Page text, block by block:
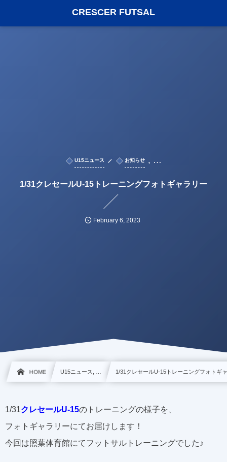
CRESCER FUTSAL
U15ニュース お知らせ , …
1/31クレセールU-15トレーニングフォトギャラリー
February 6, 2023
HOME U15ニュース, … 1/31クレセールU-15トレーニングフォトギ
1/31クレセールU-15のトレーニングの様子を、
フォトギャラリーにてお届けします！
今回は照葉体育館にてフットサルトレーニングでした♪